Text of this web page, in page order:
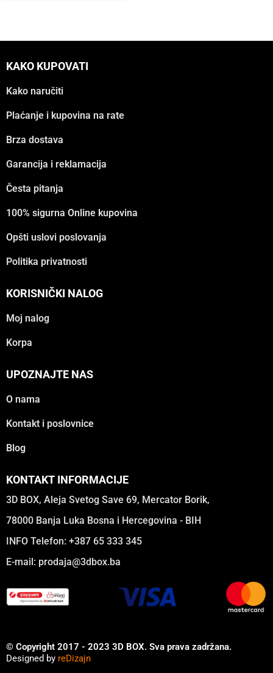
KAKO KUPOVATI
Kako naručiti
Plaćanje i kupovina na rate
Brza dostava
Garancija i reklamacija
Česta pitanja
100% sigurna Online kupovina
Opšti uslovi poslovanja
Politika privatnosti
KORISNIČKI NALOG
Moj nalog
Korpa
UPOZNAJTE NAS
O nama
Kontakt i poslovnice
Blog
KONTAKT INFORMACIJE
3D BOX, Aleja Svetog Save 69, Mercator Borik,
78000 Banja Luka Bosna i Hercegovina - BIH
INFO Telefon: +387 65 333 345
E-mail: prodaja@3dbox.ba
© Copyright 2017 - 2023 3D BOX. Sva prava zadržana.
Designed by reDizajn